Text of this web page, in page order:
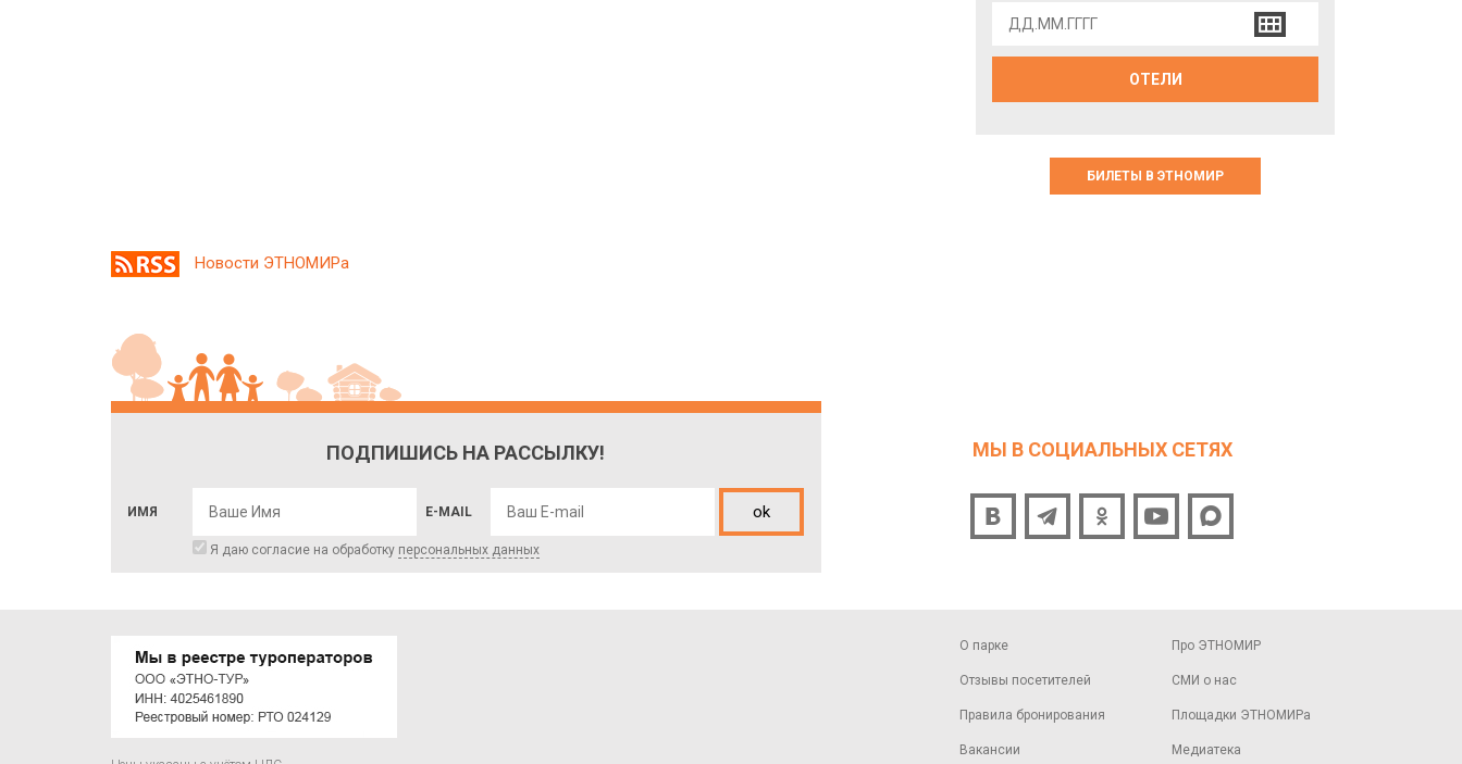
ОТЕЛИ
БИЛЕТЫ В ЭТНОМИР
Новости ЭТНОМИРа
ПОДПИШИСЬ НА РАССЫЛКУ!
ИМЯ E-MAIL ok
Я даю согласие на обработку персональных данных
МЫ В СОЦИАЛЬНЫХ СЕТЯХ
О парке
Отзывы посетителей
Правила бронирования
Вакансии
Про ЭТНОМИР
СМИ о нас
Площадки ЭТНОМИРа
Медиатека